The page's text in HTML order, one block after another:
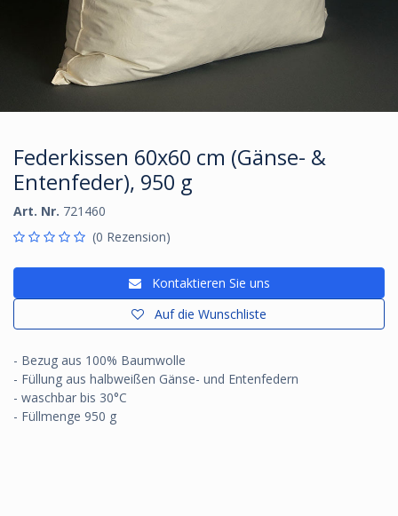
Federkissen 60x60 cm (Gänse- &
Entenfeder), 950 g
Art. Nr. 721460
(0 Rezension)
Kontaktieren Sie uns
Auf die Wunschliste
- Bezug aus 100% Baumwolle
- Füllung aus halbweißen Gänse- und Entenfedern
- waschbar bis 30°C
- Füllmenge 950 g